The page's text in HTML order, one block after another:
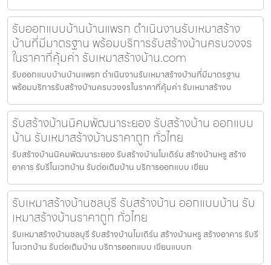
รับออกแบบบ้านบ้านแพรก ดำเนินงานรับเหมาสร้าง
บ้านที่มีมาตรฐาน พร้อมบริการรับสร้างบ้านครบวงจร
ในราคาที่คุ้มค่า รับเหมาสร้างบ้าน.com
รับออกแบบบ้านบ้านแพรก ดำเนินงานรับเหมาสร้างบ้านที่มีมาตรฐาน
พร้อมบริการรับสร้างบ้านครบวงจรในราคาที่คุ้มค่า รับเหมาสร้างบ
รับสร้างบ้านนิคมพัฒนาระยอง รับสร้างบ้าน ออกแบบ
บ้าน รับเหมาสร้างบ้านราคาถูก ทั่วไทย
รับสร้างบ้านนิคมพัฒนาระยอง รับสร้างบ้านโมเดิร์น สร้างบ้านหรู สร้าง
อาคาร รับรีโนเวทบ้าน รับต่อเติมบ้าน บริการออกแบบ เขียน
รับเหมาสร้างบ้านชลบุรี รับสร้างบ้าน ออกแบบบ้าน รับ
เหมาสร้างบ้านราคาถูก ทั่วไทย
รับเหมาสร้างบ้านชลบุรี รับสร้างบ้านโมเดิร์น สร้างบ้านหรู สร้างอาคาร รับรี
โนเวทบ้าน รับต่อเติมบ้าน บริการออกแบบ เขียนแบบก